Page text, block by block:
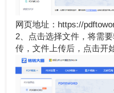
网页地址：https://
2、点击选择文件，将需
传，文件上传后，点击开